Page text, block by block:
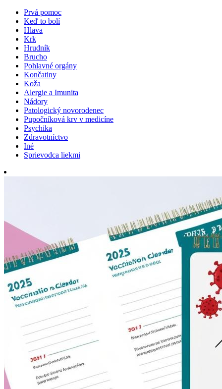
Prvá pomoc
Keď to bolí
Hlava
Krk
Hrudník
Brucho
Pohlavné orgány
Končatiny
Koža
Alergie a Imunita
Nádory
Patologický novorodenec
Pupočníková krv v medicíne
Psychika
Zdravotníctvo
Iné
Sprievodca liekmi